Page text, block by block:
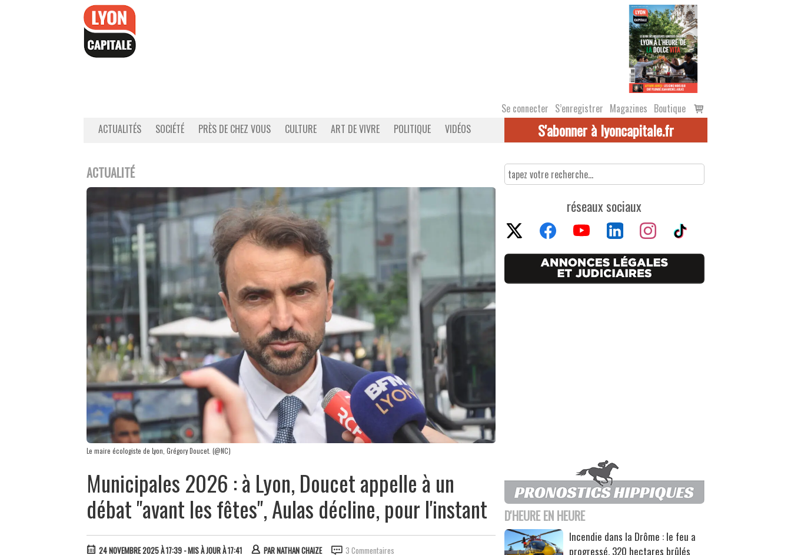
Se connecter S’enregistrer Magazines Boutique
Voir
le
ACTUALITÉS SOCIÉTÉ PRÈS DE CHEZ VOUS CULTURE ART DE VIVRE POLITIQUE VIDÉOS S'abonner à lyoncapitale.fr
ACTUALITÉ
Le maire écologiste de Lyon, Grégory Doucet. (@NC)
Municipales 2026 : à Lyon, Doucet appelle à un
débat "avant les fêtes", Aulas décline, pour l'instant
24 NOVEMBRE 2025 À 17:39 - MIS À JOUR À 17:41 PARNATHAN CHAIZE 3 Commentaires
réseaux sociaux
D'HEURE EN HEURE
Incendie dans la Drôme : le feu a
progressé, 320 hectares brûlés